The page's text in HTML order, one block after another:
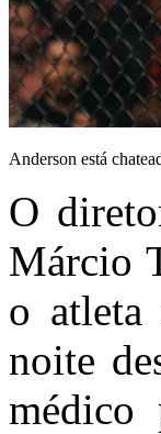
Anderson está
O
Márcio
o atleta
noite
médico